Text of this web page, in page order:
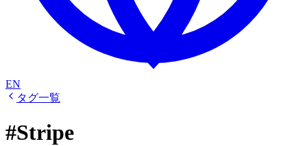
EN
タグ一覧
#Stripe